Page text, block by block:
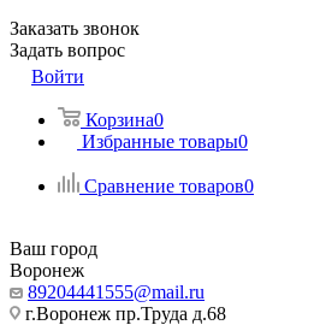
Заказать звонок
Задать вопрос
Войти
Корзина0
Избранные товары0
Сравнение товаров0
Ваш город
Воронеж
89204441555@mail.ru
г.Воронеж пр.Труда д.68